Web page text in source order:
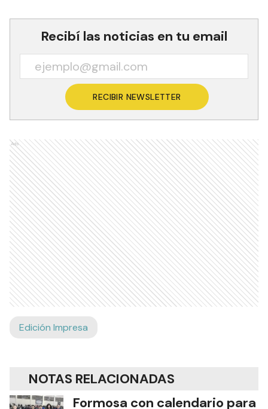
Recibí las noticias en tu email
RECIBIR NEWSLETTER
Ads
Edición Impresa
NOTAS RELACIONADAS
Formosa con calendario para